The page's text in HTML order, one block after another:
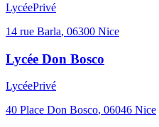
LycéePrivé
14 rue Barla, 06300 Nice
Lycée Don Bosco
LycéePrivé
40 Place Don Bosco, 06046 Nice